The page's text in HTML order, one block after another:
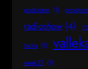
podcaster (1)
radioshow (4)
tacita (1)
week37 (1)